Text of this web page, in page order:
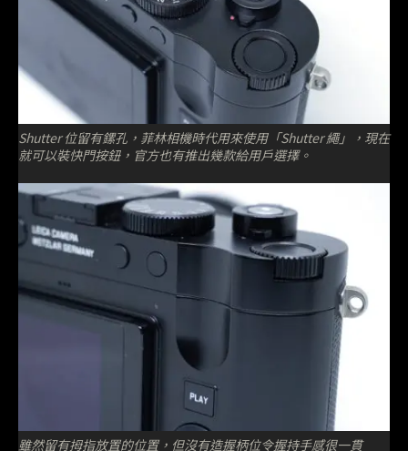
Shutter 位留有鏍孔，菲林相機時代用來使用「Shutter 繩」，現在
就可以裝快門按鈕，官方也有推出幾款給用戶選擇。
雖然留有拇指放置的位置，但沒有造握柄位令握持手感很一貫